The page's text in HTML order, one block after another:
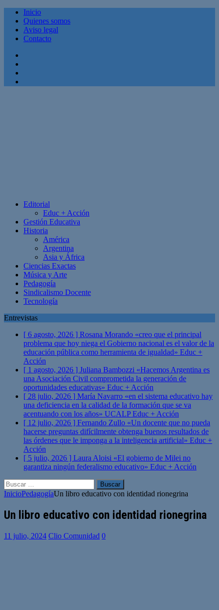
Inicio
Quienes somos
Aviso legal
Contacto
Editorial
Educ + Acción
Gestión Educativa
Historia
América
Argentina
Asia y África
Ciencias Exactas
Música y Arte
Pedagogía
Sindicalismo Docente
Tecnología
Entrevistas
[ 6 agosto, 2026 ] Rosana Morando «creo que el principal
problema que hoy niega el Gobierno nacional es el valor de la
educación pública como herramienta de igualdad» Educ +
Acción
[ 1 agosto, 2026 ] Juliana Bambozzi «Hacemos Argentina es
una Asociación Civil comprometida la generación de
oportunidades educativas» Educ + Acción
[ 28 julio, 2026 ] María Navarro «en el sistema educativo hay
una deficiencia en la calidad de la formación que se va
acentuando con los años» UCALPEduc + Acción
[ 12 julio, 2026 ] Fernando Zullo «Un docente que no pueda
hacerse preguntas difícilmente obtenga buenos resultados de
las órdenes que le imponga a la inteligencia artificial» Educ +
Acción
[ 5 julio, 2026 ] Laura Aloisi «El gobierno de Milei no
garantiza ningún federalismo educativo» Educ + Acción
Buscar:
InicioPedagogíaUn libro educativo con identidad rionegrina
Un libro educativo con identidad rionegrina
11 julio, 2024 Clio Comunidad 0